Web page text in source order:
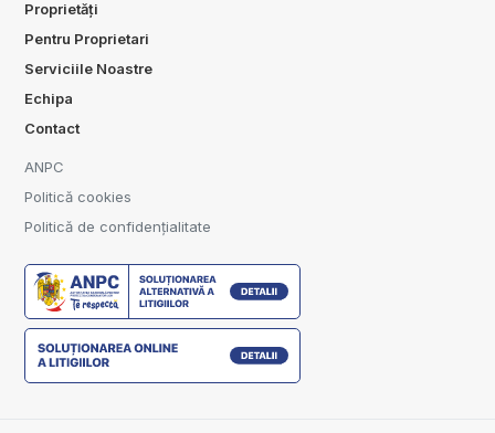
Proprietăți
Pentru Proprietari
Serviciile Noastre
Echipa
Contact
ANPC
Politică cookies
Politică de confidențialitate